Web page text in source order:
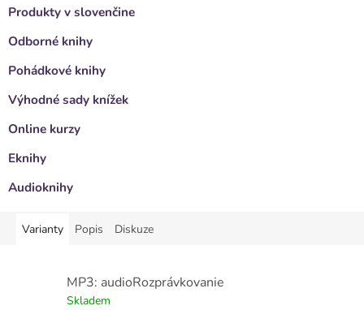
Produkty v slovenčine
Odborné knihy
Pohádkové knihy
Výhodné sady knížek
Online kurzy
Eknihy
Audioknihy
Varianty Popis Diskuze
MP3: audioRozprávkovanie
Skladem